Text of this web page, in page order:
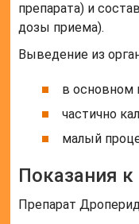
препарата) и
дозы приема).
Выведение из
в основном
частично
малый
Показания
Препарат